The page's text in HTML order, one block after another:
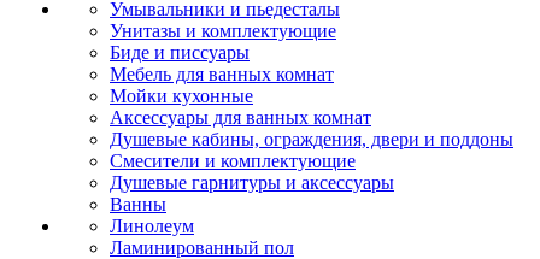
Умывальники и пьедесталы
Унитазы и комплектующие
Биде и писсуары
Мебель для ванных комнат
Мойки кухонные
Аксессуары для ванных комнат
Душевые кабины, ограждения, двери и поддоны
Смесители и комплектующие
Душевые гарнитуры и аксессуары
Ванны
Линолеум
Ламинированный пол